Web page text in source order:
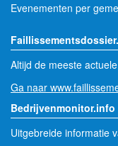
Evenementen per
Altijd de meeste
Ga naar
Bedrijvenmonitor.info
Uitgebreide informatie